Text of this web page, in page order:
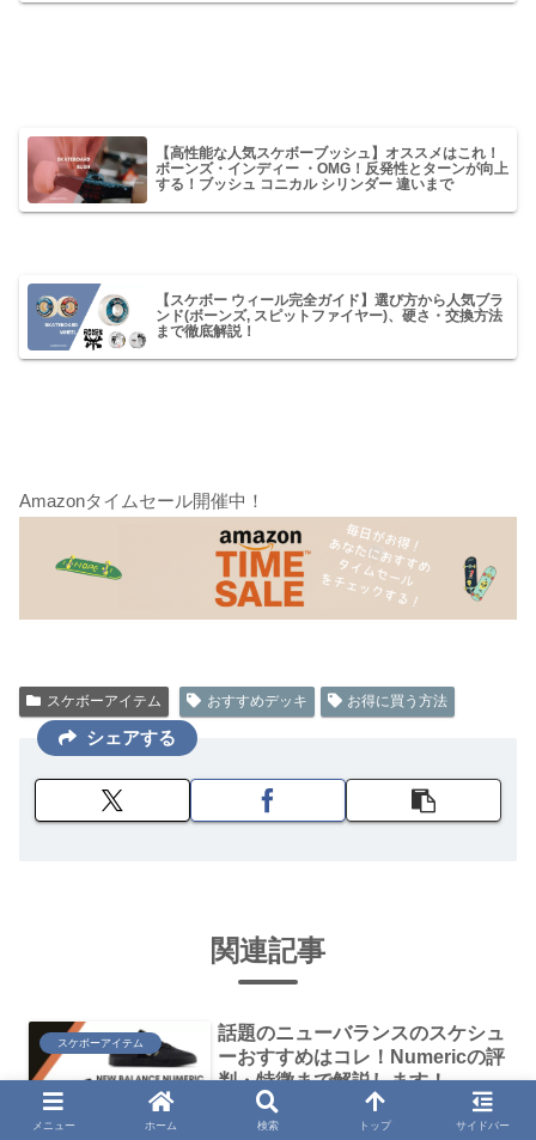
【高性能な人気スケボーブッシュ】オススメはこれ！
ボーンズ・インディー ・OMG！反発性とターンが向上
する！ブッシュ コニカル シリンダー 違いまで
【スケボー ウィール完全ガイド】選び方から人気ブラ
ンド(ボーンズ, スピットファイヤー)、硬さ・交換方法
まで徹底解説！
Amazonタイムセール開催中！
スケボーアイテム おすすめデッキ お得に買う方法
シェアする
関連記事
スケボーアイテム
話題のニューバランスのスケシュ
ーおすすめはコレ！Numericの評
判・特徴まで解説します！
Tiago、Jamie Foy、PJ Ladd
ニューバランスのスケートボードシュー
ズ「ニューバランスヌメリック」を徹底
メニュー ホーム 検索 トップ サイドバー